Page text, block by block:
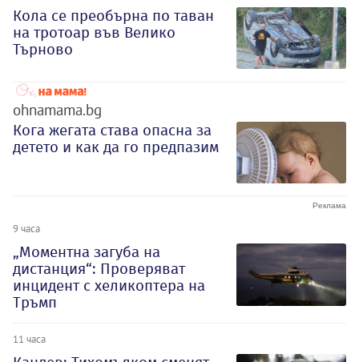
Кола се преобърна по таван
на тротоар във Велико
Търново
ohnamama.bg
Кога жегата става опасна за
детето и как да го предпазим
9 часа
„Моментна загуба на
дистанция“: Проверяват
инцидент с хеликоптера на
Тръмп
11 часа